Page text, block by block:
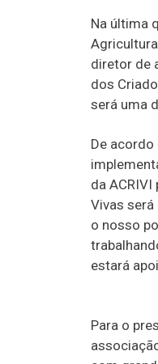
Na última
diretor de
dos
será uma
De
da
Vivas
o nosso
estará
Para o